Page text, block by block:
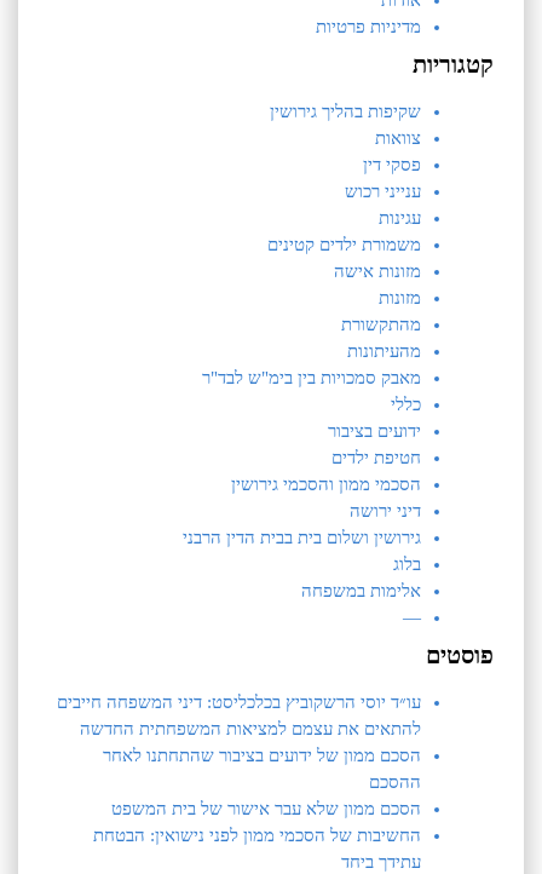
מדיניות פרטיות
קטגוריות
שקיפות בהליך גירושין
צוואות
פסקי דין
ענייני רכוש
עגינות
​משמורת ילדים קטינים
מזונות אישה
מזונות
מהתקשורת
מהעיתונות
מאבק סמכויות בין בימ"ש לבד"ר
כללי
ידועים בציבור
חטיפת ילדים
הסכמי ממון והסכמי גירושין
דיני ירושה
גירושין ושלום בית בבית הדין הרבני
בלוג
אלימות במשפחה
—
פוסטים
עו״ד יוסי הרשקוביץ בכלכליסט: דיני המשפחה חייבים
להתאים את עצמם למציאות המשפחתית החדשה
הסכם ממון של ידועים בציבור שהתחתנו לאחר
ההסכם
הסכם ממון שלא עבר אישור של בית המשפט
החשיבות של הסכמי ממון לפני נישואין: הבטחת
עתידך ביחד